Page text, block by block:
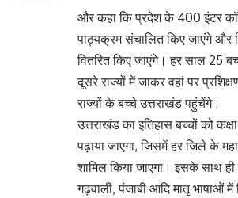
और कहा कि प्रदेश के 400 इंटर
पाठ्यक्रम संचालित किए जाएंगे और
वितरित किए जाएंगे। हर साल 25
दूसरे राज्यों में जाकर वहां पर
राज्यों के बच्चे उत्तराखंड पहुंचेंगे।
उत्तराखंड का इतिहास बच्चों को
पढ़ाया जाएगा, जिसमें हर जिले के
शामिल किया जाएगा। इसके साथ
गढ़वाली, पंजाबी आदि मातृ भाषाओं में